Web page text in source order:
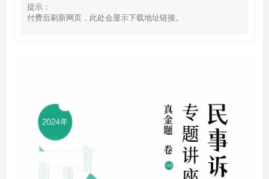
提示：
付费后刷新网页，此处会显示下载地址链接。